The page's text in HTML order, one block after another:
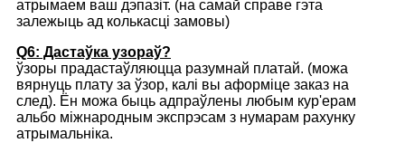
атрымаем ваш дэпазіт. (на самай справе гэта
залежыць ад колькасці замовы)
Q6: Дастаўка узораў?
ўзоры прадастаўляюцца разумнай платай. (можа
вярнуць плату за ўзор, калі вы аформіце заказ на
след). Ён можа быць адпраўлены любым кур'ерам
альбо міжнародным экспрэсам з нумарам рахунку
атрымальніка.